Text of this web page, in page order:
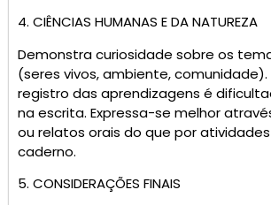
4. CIÊNCIAS HUMANAS E DA NATUREZA
Demonstra curiosidade sobre os
(seres vivos, ambiente,
registro das aprendizagens é
na escrita. Expressa-se melhor
ou relatos orais do que por
caderno.
5. CONSIDERAÇÕES FINAIS